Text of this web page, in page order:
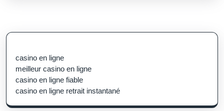
casino en ligne
meilleur casino en ligne
casino en ligne fiable
casino en ligne retrait instantané